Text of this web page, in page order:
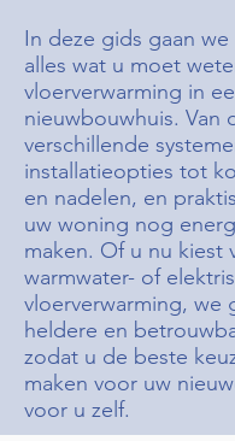
In deze gids gaan
alles wat u moet
vloerverwarming in
nieuwbouwhuis. Van
verschillende
installatieopties tot
en nadelen, en
uw woning nog
maken. Of u nu kiest
warmwater- of
vloerverwarming, we
heldere en
zodat u de beste
maken voor uw
voor u zelf.